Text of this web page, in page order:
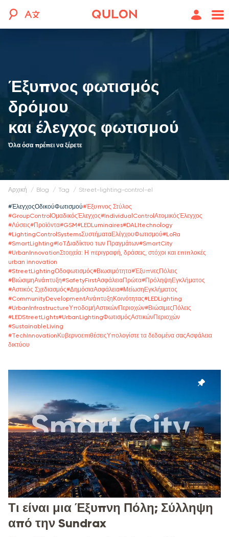
Έξυπνος φωτισμός
δρόμου
και έλεγχος φωτισμού
Όλα όσα πρέπει να ξέρετε
Αρχική blog tag street-lighting-control-el
#ΈλεγχοςΟδικούΦωτισμού#Έξυπνος Στύλος
#GroupСontrolΟμαδικόςΈλεγχος#IndividualСontrolΑτομικόςΈλεγχος
#Λύσεις#Προϊόντα#GSM#LEDLuminaires#DALItechnology
#LightingControlSystemsΣυστήματαΕλέγχουΦωτισμού#LoRa
#SmartLighting#IoTΔιαδίκτυο των Πραγμάτων#SmartCity
#UrbanInnovationΣτοιχεία: Η περιγραφή, δράσεις, στόχοι και επιπλοκές
urban innovation
#StreetLightingΟδοφωτισμός#Βιωσιμότητα#ΈξυπνεςΠόλεις
#ΒιώσιμηΑνάπτυξη#SafetyFirstΑσφάλειαΠρώτα#ΠρόληψηΕγκλήματος
#Αστικός Σχεδιασμός#ΔημόσιαΑσφάλεια#ΜείωσηΕγκλήματος
#CommunityDevelopmentΑνάπτυξηΚοινότητας#LEDLighting
#UrbanInfrastructureΥποδομήΑστικώνΠεριοχών#ΒιώσιμεςΠόλεις
#LEDStreetLights#UrbanLightingΦωτισμόςΑστικώνΠεριοχών
#SustainableLiving
#TechInnovationΚυβερνοεπιθέσειςΥπολογίστε τα δεδομένα σαςΑσφάλεια
δικτύου
Τι είναι μια Έξυπνη Πόλη; Σύλληψη
από την Sundrax